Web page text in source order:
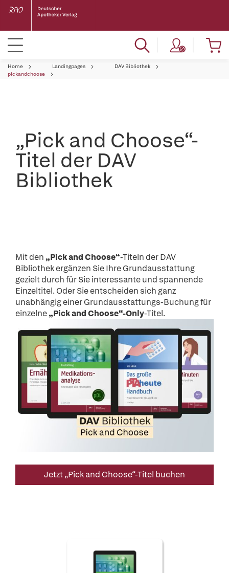
Home Landingpages
DAV Bibliothek
pickandchoose
„Pick and Choose“-
Titel der DAV
Bibliothek
Mit den „Pick and Choose“-Titeln der DAV
Bibliothek ergänzen Sie Ihre Grundausstattung
gezielt durch für Sie interessante und spannende
Einzeltitel. Oder Sie entscheiden sich ganz
unabhängig einer Grundausstattungs-Buchung für
einzelne„Pick and Choose“-Only-Titel.
Jetzt „Pick and Choose“-Titel buchen